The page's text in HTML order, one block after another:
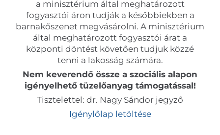
a minisztérium által meghatározott
fogyasztói áron tudják a későbbiekben a
barnakőszenet megvásárolni. A minisztérium
által meghatározott fogyasztói árat a
központi döntést követően tudjuk közzé
tenni a lakosság számára.
Nem keverendő össze a szociális alapon
igényelhető tüzelőanyag támogatással!
Tisztelettel: dr. Nagy Sándor jegyző
Igénylőlap letöltése